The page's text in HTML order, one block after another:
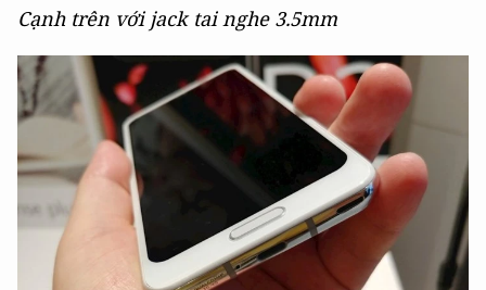
Cạnh trên với jack tai nghe 3.5mm